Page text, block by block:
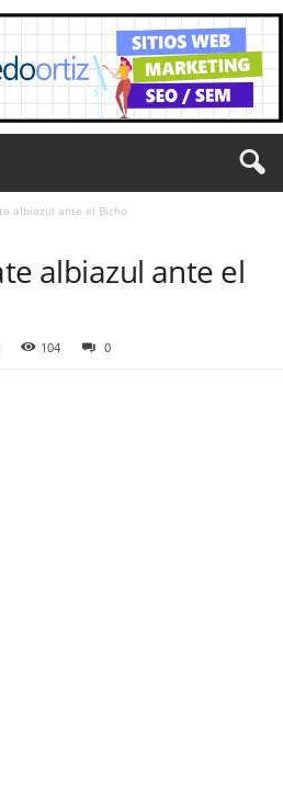
albiazul ante el Bicho
albiazul ante el
104 0